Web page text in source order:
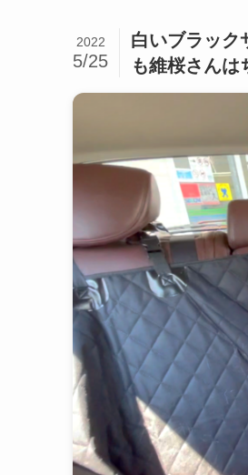
白いブラック
も維桜さんは
2022
5/25